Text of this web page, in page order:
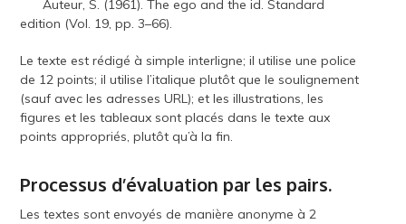
Auteur, S. (1961). The ego and the id. Standard
edition (Vol. 19, pp. 3–66).
Le texte est rédigé à simple interligne; il utilise une police
de 12 points; il utilise l’italique plutôt que le soulignement
(sauf avec les adresses URL); et les illustrations, les
figures et les tableaux sont placés dans le texte aux
points appropriés, plutôt qu’à la fin.
Processus d’évaluation par les pairs.
Les textes sont envoyés de manière anonyme à 2